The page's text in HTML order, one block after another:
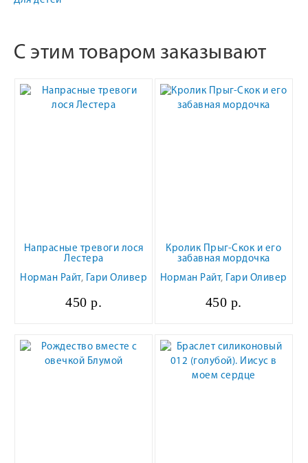
С этим товаром заказывают
Напрасные тревоги лося
Лестера
Норман Райт, Гари Оливер
450 р.
Кролик Прыг-Скок и его
забавная мордочка
Норман Райт, Гари Оливер
450 р.